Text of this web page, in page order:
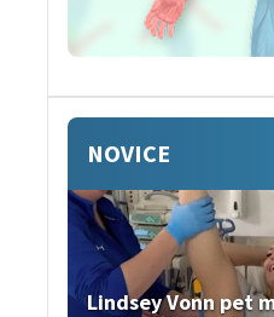
NOVICE
Lindsey Vonn pet